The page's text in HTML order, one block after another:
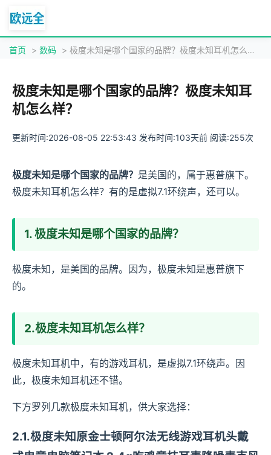
首页 > 数码 > 极度未知是哪个国家的品牌？极度未知耳机怎么样？
极度未知是哪个国家的品牌？极度未知耳
机怎么样？
更新时间:2026-08-05 22:53:43 发布时间:103天前 阅读:255次
极度未知是哪个国家的品牌？ 是美国的，属于惠普旗下。
极度未知耳机怎么样？有的是虚拟7.1环绕声，还可以。
1. 极度未知是哪个国家的品牌？
极度未知，是美国的品牌。因为，极度未知是惠普旗下
的。
2.极度未知耳机怎么样？
极度未知耳机中，有的游戏耳机，是虚拟7.1环绕声。因
此，极度未知耳机还不错。
下方罗列几款极度未知耳机，供大家选择：
2.1.极度未知原金士顿阿尔法无线游戏耳机头戴